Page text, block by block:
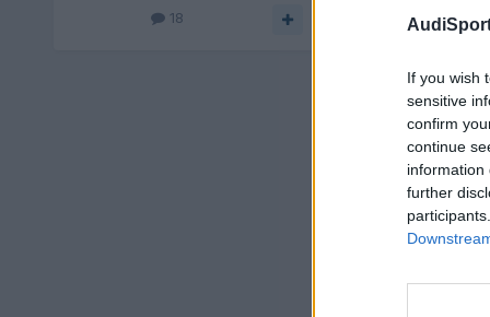
If you wish
sensitive
confirm
continue
information
further
18